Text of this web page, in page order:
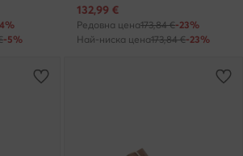
-5%
Актуална цена
132,99 €
Редовна цена173,84 €-23%
Най-ниска цена173,84 €-23%